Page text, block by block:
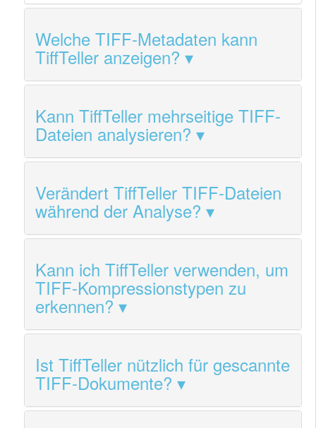
Welche TIFF-Metadaten kann
TiffTeller anzeigen?
Kann TiffTeller mehrseitige TIFF-
Dateien analysieren?
Verändert TiffTeller TIFF-Dateien
während der Analyse?
Kann ich TiffTeller verwenden, um
TIFF-Kompressionstypen zu
erkennen?
Ist TiffTeller nützlich für gescannte
TIFF-Dokumente?